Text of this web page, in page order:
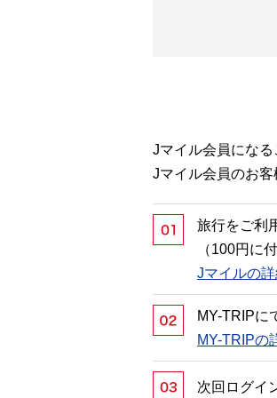
Jマイル会員になる
Jマイル会員のお
旅行をご利
（100円に
Jマイルの
MY-TRIPに
MY-TRIPの
次回ログイ